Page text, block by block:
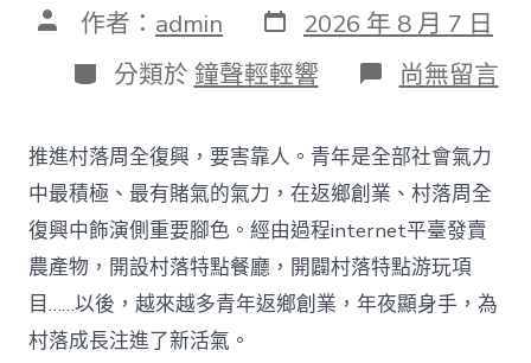
文 作者： admin 發
表
日
期
2026 年 8 月 7 日
分
類
分類於 鐘聲輕輕響 在
〈為
落
財
產
復
興
注
進
人
尚無留言
推進村落周全復興，要害靠人。青年是全部社會氣力
中最積極、最有賭氣的氣力，在返鄉創業、村落周全
復興中飾演側重要腳色。經由過程internet平臺發賣
農產物，開設村落特點餐廳，開闢村落特點游玩項
目……以後，越來越多青年返鄉創業，年夜顯身手，為
村落成長注進了新活氣。